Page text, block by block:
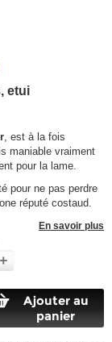
etui
, est à la fois
maniable vraiment
pour la lame.
pour ne pas perdre
réputé costaud.
En savoir plus
+
Ajouter au
panier